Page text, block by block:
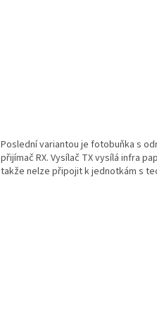
Poslední variantou je fotobuňka s
přijímač RX. Vysílač TX vysílá infra
takže nelze připojit k jednotkám s